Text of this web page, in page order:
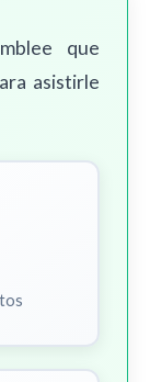
que
asistirle